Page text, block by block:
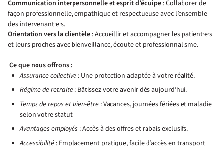
Communication interpersonnelle et esprit d’équipe : Collaborer de
façon professionnelle, empathique et respectueuse avec l’ensemble
des intervenant·e·s.
Orientation vers la clientèle : Accueillir et accompagner les patient·e·s
et leurs proches avec bienveillance, écoute et professionnalisme.
Ce que nous offrons :
Assurance collective : Une protection adaptée à votre réalité.
Régime de retraite : Bâtissez votre avenir dès aujourd'hui.
Temps de repos et bien-être : Vacances, journées fériées et maladie
selon votre statut
Avantages employés : Accès à des offres et rabais exclusifs.
Accessibilité : Emplacement pratique, facile d’accès en transport